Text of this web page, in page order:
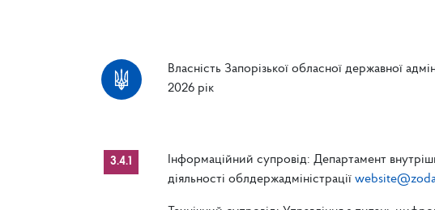
Власність Запорізької обласної державної
2026 рік
3.4.1
Інформаційний супровід: Департамент
діяльності облдержадміністрації